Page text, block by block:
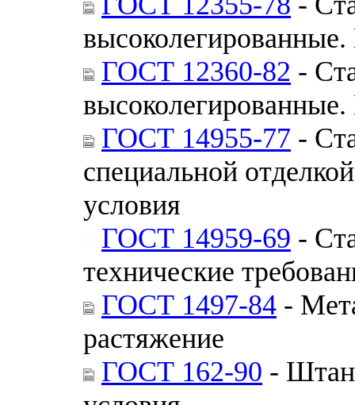
ГОСТ 12360-82 -
ГОСТ 14955-77 -
специальной
условия
ГОСТ 14959-69 -
технические
ГОСТ 1497-84 -
растяжение
ГОСТ 162-90 -